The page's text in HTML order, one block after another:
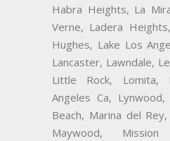
Habra Heights, La
Verne, Ladera
Hughes, Lake Los
Lancaster, Lawndale,
Little Rock, Lomita,
Angeles Ca,
Beach, Marina del
Maywood,